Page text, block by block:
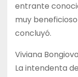
entrante
muy
concluyó.
Viviana
La intendenta